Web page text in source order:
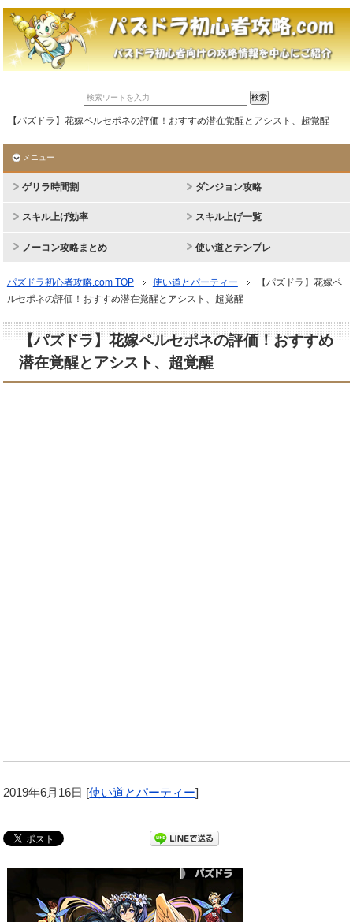
【パズドラ】花嫁ペルセポネの評価！おすすめ潜在覚醒とアシスト、超覚醒
メニュー
ゲリラ時間割 ダンジョン攻略
スキル上げ効率 スキル上げ一覧
ノーコン攻略まとめ 使い道とテンプレ
パズドラ初心者攻略.com TOP 使い道とパーティー
【パズドラ】花嫁ペ
ルセポネの評価！おすすめ潜在覚醒とアシスト、超覚醒
【パズドラ】花嫁ペルセポネの評価！おすすめ
潜在覚醒とアシスト、超覚醒
2019年6月16日 [使い道とパーティー]